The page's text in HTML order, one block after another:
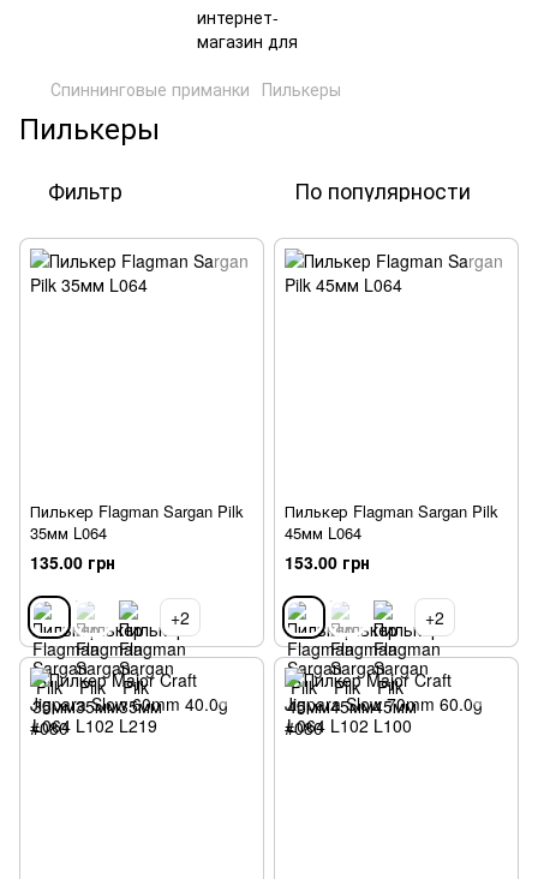
Спиннинговые приманки Пилькеры
Пилькеры
Фильтр По популярности
Пилькер Flagman Sargan Pilk
35мм L064
135.00 грн
+2
Пилькер Flagman Sargan Pilk
45мм L064
153.00 грн
+2